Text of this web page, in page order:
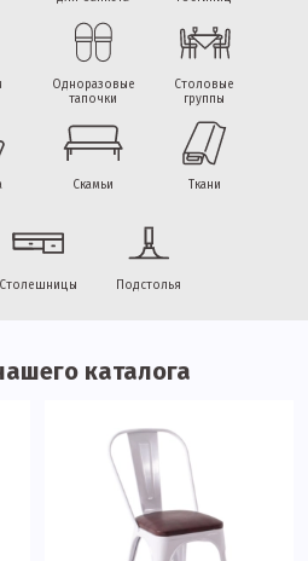
Одноразовые
тапочки
Столовые
группы
Скамьи Ткани
Столешницы Подстолья
каталога